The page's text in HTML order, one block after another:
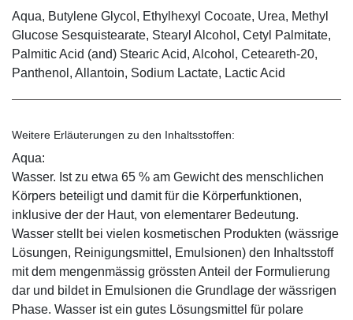
Aqua, Butylene Glycol, Ethylhexyl Cocoate, Urea, Methyl
Glucose Sesquistearate, Stearyl Alcohol, Cetyl Palmitate,
Palmitic Acid (and) Stearic Acid, Alcohol, Ceteareth-20,
Panthenol, Allantoin, Sodium Lactate, Lactic Acid
Weitere Erläuterungen zu den Inhaltsstoffen:
Aqua:
Wasser. Ist zu etwa 65 % am Gewicht des menschlichen
Körpers beteiligt und damit für die Körperfunktionen,
inklusive der der Haut, von elementarer Bedeutung.
Wasser stellt bei vielen kosmetischen Produkten (wässrige
Lösungen, Reinigungsmittel, Emulsionen) den Inhaltsstoff
mit dem mengenmässig grössten Anteil der Formulierung
dar und bildet in Emulsionen die Grundlage der wässrigen
Phase. Wasser ist ein gutes Lösungsmittel für polare